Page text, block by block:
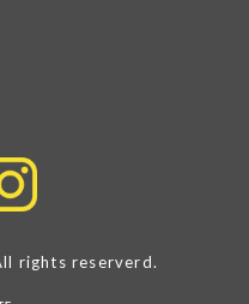
rights reserverd.